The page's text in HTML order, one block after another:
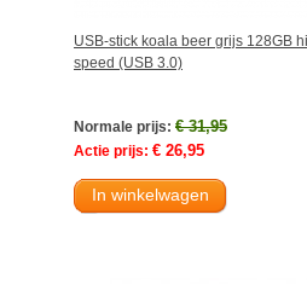
USB-stick koala beer grijs 128GB
speed (USB 3.0)
Normale prijs: € 31,95
Actie prijs: € 26,95
In winkelwagen